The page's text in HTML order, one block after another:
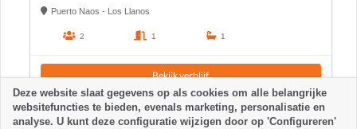
Puerto Naos - Los Llanos
2 1 1
Bekijk verblijf
Deze website slaat gegevens op als cookies om alle belangrijke
websitefuncties te bieden, evenals marketing, personalisatie en
analyse. U kunt deze configuratie wijzigen door op 'Configureren'